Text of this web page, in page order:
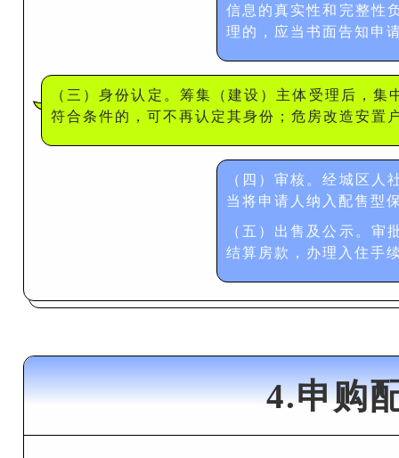
信息的真实性和完整性
理的，应当书面告知申
（三）身份认定。筹集（建设）主体受理后，
符合条件的，可不再认定其身份；危房改造安置
（四）审核。经城区
当将申请人纳入配售型
（五）出售及公示。
结算房款，办理入住手
4.申购